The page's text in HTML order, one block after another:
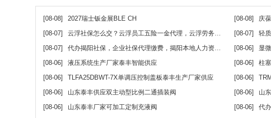
[08-08] 2027瑞士钣金展BLE CH [08-08] 庆
[08-07]
云浮社保怎么交？云浮员工五险一金代理，云浮劳务派遣机构 [08-07] 轻
[08-07]
代办揭阳社保，企业社保代理缴费，揭阳本地人力资源服务 [08-06] 显
[08-06]
液压系统生产厂家泰丰智能供应 [08-06] 柱
[08-06]
TLFA25DBWT-7X单调压控制盖板泰丰生产厂家供应 [08-06]
[08-06]
山东泰丰供应双主动型比例二通插装阀 [08-06] 山
[08-06]
山东泰丰厂家可加工定制充液阀 [08-06] 代办